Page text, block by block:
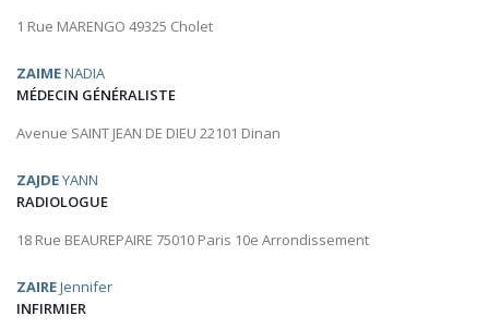
1 Rue MARENGO 49325 Cholet
ZAIMENADIA
MÉDECIN GÉNÉRALISTE
Avenue SAINT JEAN DE DIEU 22101 Dinan
ZAJDEYANN
RADIOLOGUE
18 Rue BEAUREPAIRE 75010 Paris 10e Arrondissement
ZAIREJennifer
INFIRMIER